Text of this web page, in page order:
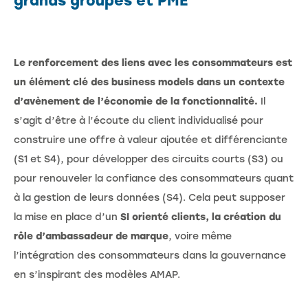
Le renforcement des liens avec les consommateurs est
un élément clé des business models dans un contexte
d’avènement de l’économie de la fonctionnalité. Il
s’agit d’être à l’écoute du client individualisé pour
construire une offre à valeur ajoutée et différenciante
(S1 et S4), pour développer des circuits courts (S3) ou
pour renouveler la confiance des consommateurs quant
à la gestion de leurs données (S4). Cela peut supposer
la mise en place d’un SI orienté clients, la création du
rôle d’ambassadeur de marque, voire même
l’intégration des consommateurs dans la gouvernance
en s’inspirant des modèles AMAP.